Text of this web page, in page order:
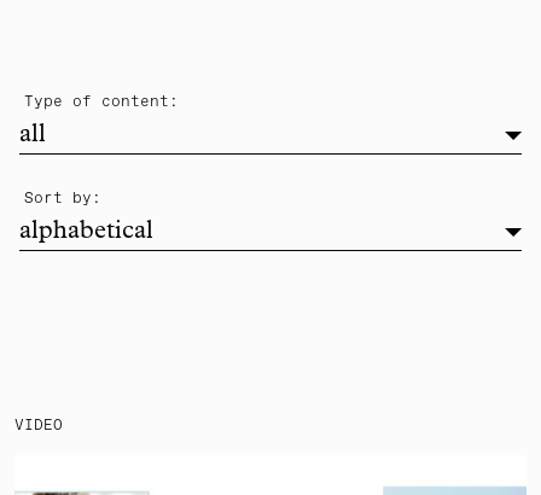
Type of content:
all
Sort by:
alphabetical
VIDEO